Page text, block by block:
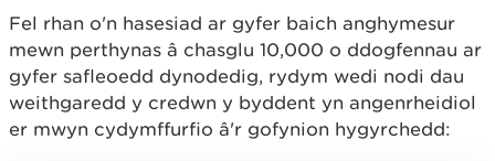
Fel rhan o'n hasesiad ar gyfer baich anghymesur
mewn perthynas â chasglu 10,000 o ddogfennau ar
gyfer safleoedd dynodedig, rydym wedi nodi dau
weithgaredd y credwn y byddent yn angenrheidiol
er mwyn cydymffurfio â'r gofynion hygyrchedd: